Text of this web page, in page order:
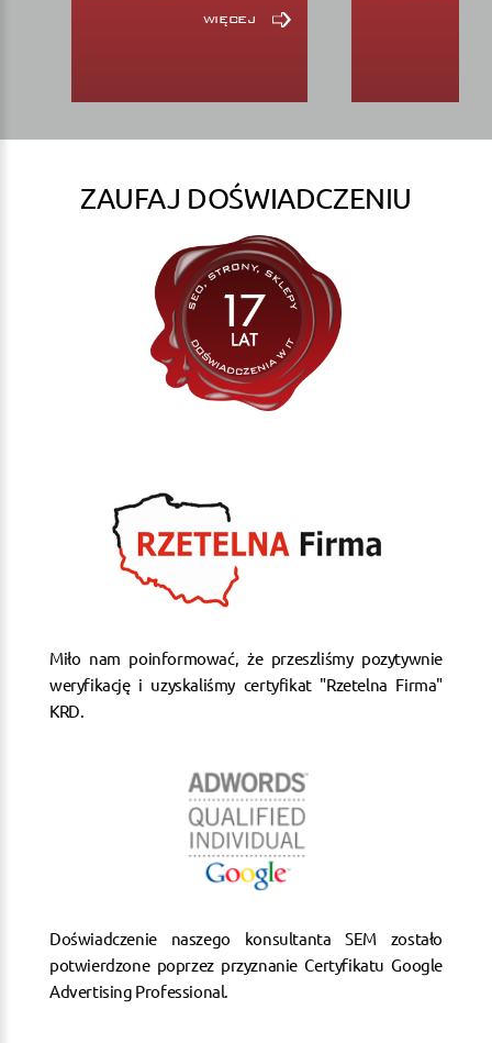
więcej
ZAUFAJ DOŚWIADCZENIU
Miło nam poinformować, że przeszliśmy pozytywnie
weryfikację i uzyskaliśmy certyfikat "Rzetelna Firma"
KRD.
Doświadczenie naszego konsultanta SEM zostało
potwierdzone poprzez przyznanie Certyfikatu Google
Advertising Professional.